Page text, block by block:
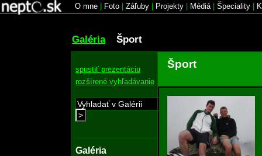
O mne Foto Záľuby Projekty Médiá| Špeciality
Galéria Šport
spustiť prezentáciu
rozšírené vyhľadávanie
>
Galéria
Šport